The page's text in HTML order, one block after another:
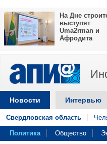
На Дне
выступят
Uma2rman и
Афродита
Новости Интервью
Свердловская область
Политика Общество